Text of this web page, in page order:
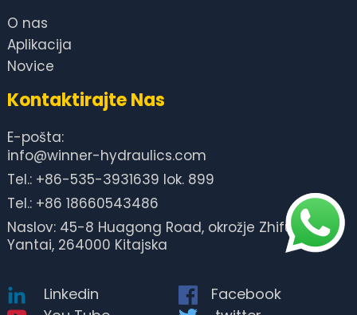
O nas
Aplikacija
Novice
Kontaktirajte Nas
E-pošta:
info@winner-hydraulics.com
Tel.: +86-535-3931639 lok. 899
Tel.: +86 18660543486
Naslov: 45-8 Huagong Road, okrožje Zhifu, mesto
Yantai, 264000 Kitajska
Linkedin
Facebook